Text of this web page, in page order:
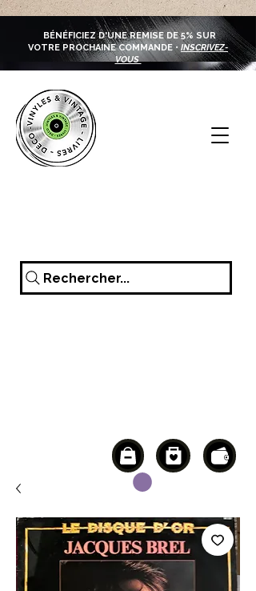
BÉNÉFICIEZ D'UNE REMISE DE 5% SUR
VOTRE PROCHAINE COMMANDE • INSCRIVEZ-
VOUS
Rechercher...